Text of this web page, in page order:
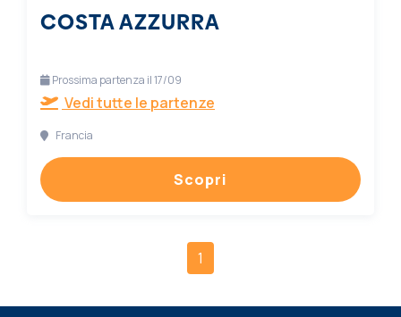
COSTA AZZURRA
Prossima partenza il 17/09
Vedi tutte le partenze
Francia
Scopri
1